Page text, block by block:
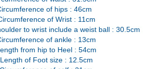
of hips : 46cm
of Wrist : 11cm
to wrist include a weist ball : 30.5cm
of ankle : 13cm
from hip to Heel : 54cm
of Foot size : 12.5cm